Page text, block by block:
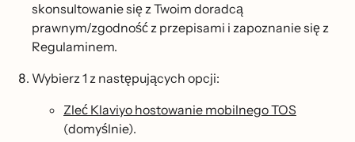
skonsultowanie się z Twoim doradcą
prawnym/zgodność z przepisami i zapoznanie się z
Regulaminem.
Wybierz 1 z następujących opcji:
Zleć Klaviyo hostowanie mobilnego TOS
(domyślnie).